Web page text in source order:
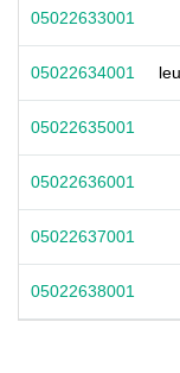
05022633001
05022634001
05022635001
05022636001
05022637001
05022638001